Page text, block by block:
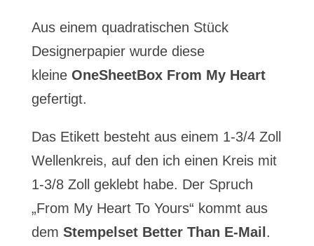
Aus einem quadratischen Stück
Designerpapier wurde diese
kleine OneSheetBox From My Heart
gefertigt.
Das Etikett besteht aus einem 1-3/4 Zoll
Wellenkreis, auf den ich einen Kreis mit
1-3/8 Zoll geklebt habe. Der Spruch
„From My Heart To Yours“ kommt aus
dem Stempelset Better Than E-Mail .